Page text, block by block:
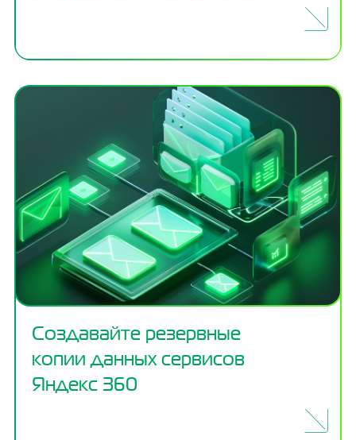
Создавайте резервные
копии данных сервисов
Яндекс 360